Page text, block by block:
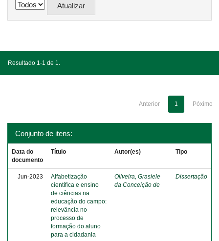
Resultado 1-1 de 1.
Anterior 1 Póximo
Conjunto de itens:
Data do
documento
Título Autor(es) Tipo
Jun-2023
Alfabetização
científica e ensino
de ciências na
educação do campo:
relevância no
processo de
formação do aluno
para a cidadania
Oliveira, Grasiele
da Conceição de
Dissertação